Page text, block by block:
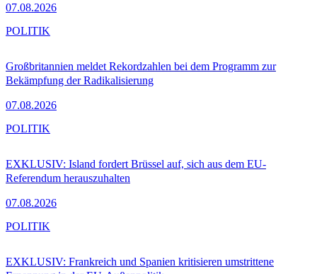
07.08.2026
Großbritannien meldet Rekordzahlen bei dem Programm zur
Bekämpfung der Radikalisierung
07.08.2026
POLITIK
EXKLUSIV: Island fordert Brüssel auf, sich aus dem EU-
Referendum herauszuhalten
07.08.2026
POLITIK
EXKLUSIV: Frankreich und Spanien kritisieren umstrittene
POLITIK